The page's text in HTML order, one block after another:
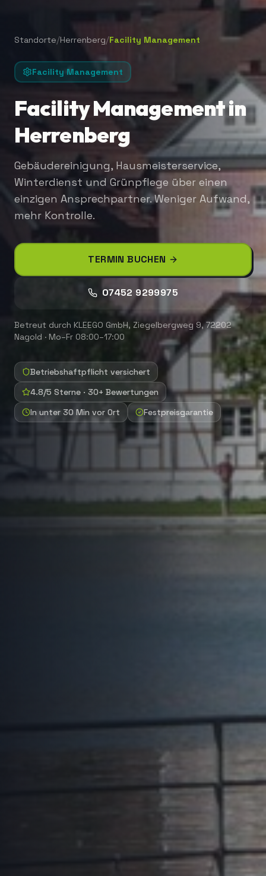
Standorte/Herrenberg/Facility Management
Facility Management
Facility Management in
Herrenberg
Gebäudereinigung, Hausmeisterservice,
Winterdienst und Grünpflege über einen
einzigen Ansprechpartner. Weniger Aufwand,
mehr Kontrolle.
TERMIN BUCHEN
07452 9299975
Betreut durch KLEEGO GmbH, Ziegelbergweg 9, 72202
Nagold · Mo–Fr 08:00–17:00
Betriebshaftpflicht versichert
4.8/5 Sterne · 30+ Bewertungen
In unter 30 Min vor Ort
Festpreisgarantie